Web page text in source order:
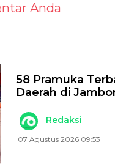
Anda
58 Pramuka
Daerah di
Redaksi
07 Agustus 2026 09:53